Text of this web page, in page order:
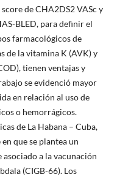
de CHA2DS2 VASc y
BLED, para definir el
farmacológicos de
de la vitamina K (AVK) y
tienen ventajas y
se evidenció mayor
en relación al uso de
o hemorrágicos.
de La Habana – Cuba,
que se plantea un
a la vacunación
(CIGB-66). Los